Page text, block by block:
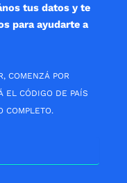
tus datos y te
para ayudarte a
COMENZÁ POR
EL CÓDIGO DE PAÍS
COMPLETO.